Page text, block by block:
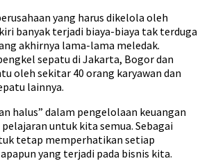
yang harus dikelola oleh
banyak terjadi biaya-biaya tak terduga
akhirnya lama-lama meledak.
sepatu di Jakarta, Bogor dan
oleh sekitar 40 orang karyawan dan
lainnya.
halus” dalam pengelolaan keuangan
untuk kita semua. Sebagai
tetap memperhatikan setiap
yang terjadi pada bisnis kita.